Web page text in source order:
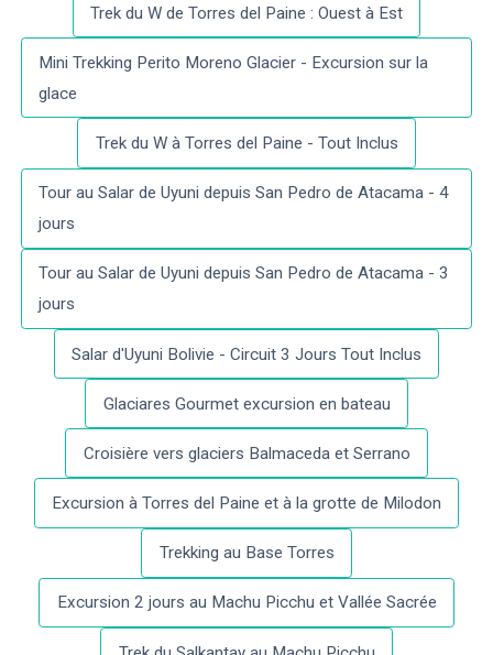
Trek du W de Torres del Paine : Ouest à Est
Mini Trekking Perito Moreno Glacier - Excursion sur la
glace
Trek du W à Torres del Paine - Tout Inclus
Tour au Salar de Uyuni depuis San Pedro de Atacama - 4
jours
Tour au Salar de Uyuni depuis San Pedro de Atacama - 3
jours
Salar d'Uyuni Bolivie - Circuit 3 Jours Tout Inclus
Glaciares Gourmet excursion en bateau
Croisière vers glaciers Balmaceda et Serrano
Excursion à Torres del Paine et à la grotte de Milodon
Trekking au Base Torres
Excursion 2 jours au Machu Picchu et Vallée Sacrée